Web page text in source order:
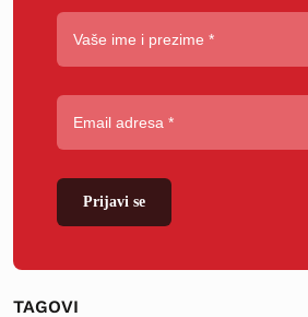
Prijavi se
TAGOVI